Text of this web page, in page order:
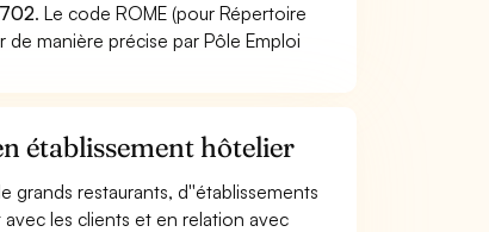
. Le code ROME (pour Répertoire
manière précise par Pôle Emploi
établissement hôtelier
grands restaurants, d''établissements
les clients et en relation avec